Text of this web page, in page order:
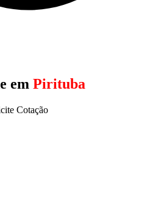
em Pirituba
Cotação